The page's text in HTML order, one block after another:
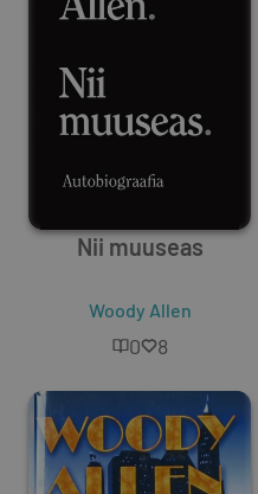
Nii muuseas
Woody Allen
0 8